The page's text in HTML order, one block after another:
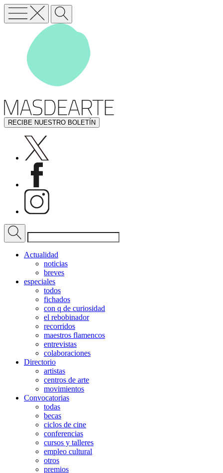
RECIBE NUESTRO BOLETÍN
Actualidad
noticias
breves
especiales
todos
fichados
con q de curiosidad
el rebobinador
recorridos
maestros flamencos
entrevistas
colaboraciones
Directorio
artistas
centros de arte
movimientos
Convocatorias
todas
becas
ciclos de cine
conferencias
cursos y talleres
empleo cultural
otros
premios